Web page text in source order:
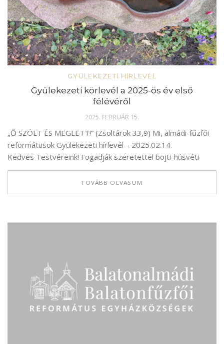
GYÜLEKEZETI HÍRLEVÉL
Gyülekezeti körlevél a 2025-ös év első
félévéről
2025. FEBRUÁR 15.
„Ő SZÓLT ÉS MEGLETT!” (Zsoltárok 33,9) Mi, almádi-fűzfői
reformátusok Gyülekezeti hírlevél – 2025.02.14.
Kedves Testvéreink! Fogadják szeretettel böjti-húsvéti
TOVÁBB OLVASOM